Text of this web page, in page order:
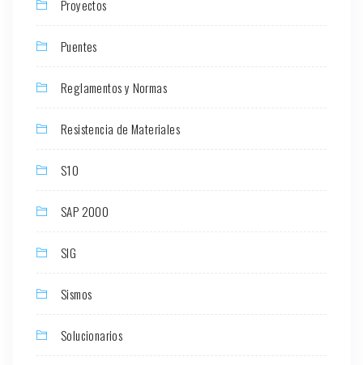
Proyectos
Puentes
Reglamentos y Normas
Resistencia de Materiales
S10
SAP 2000
SIG
Sismos
Solucionarios